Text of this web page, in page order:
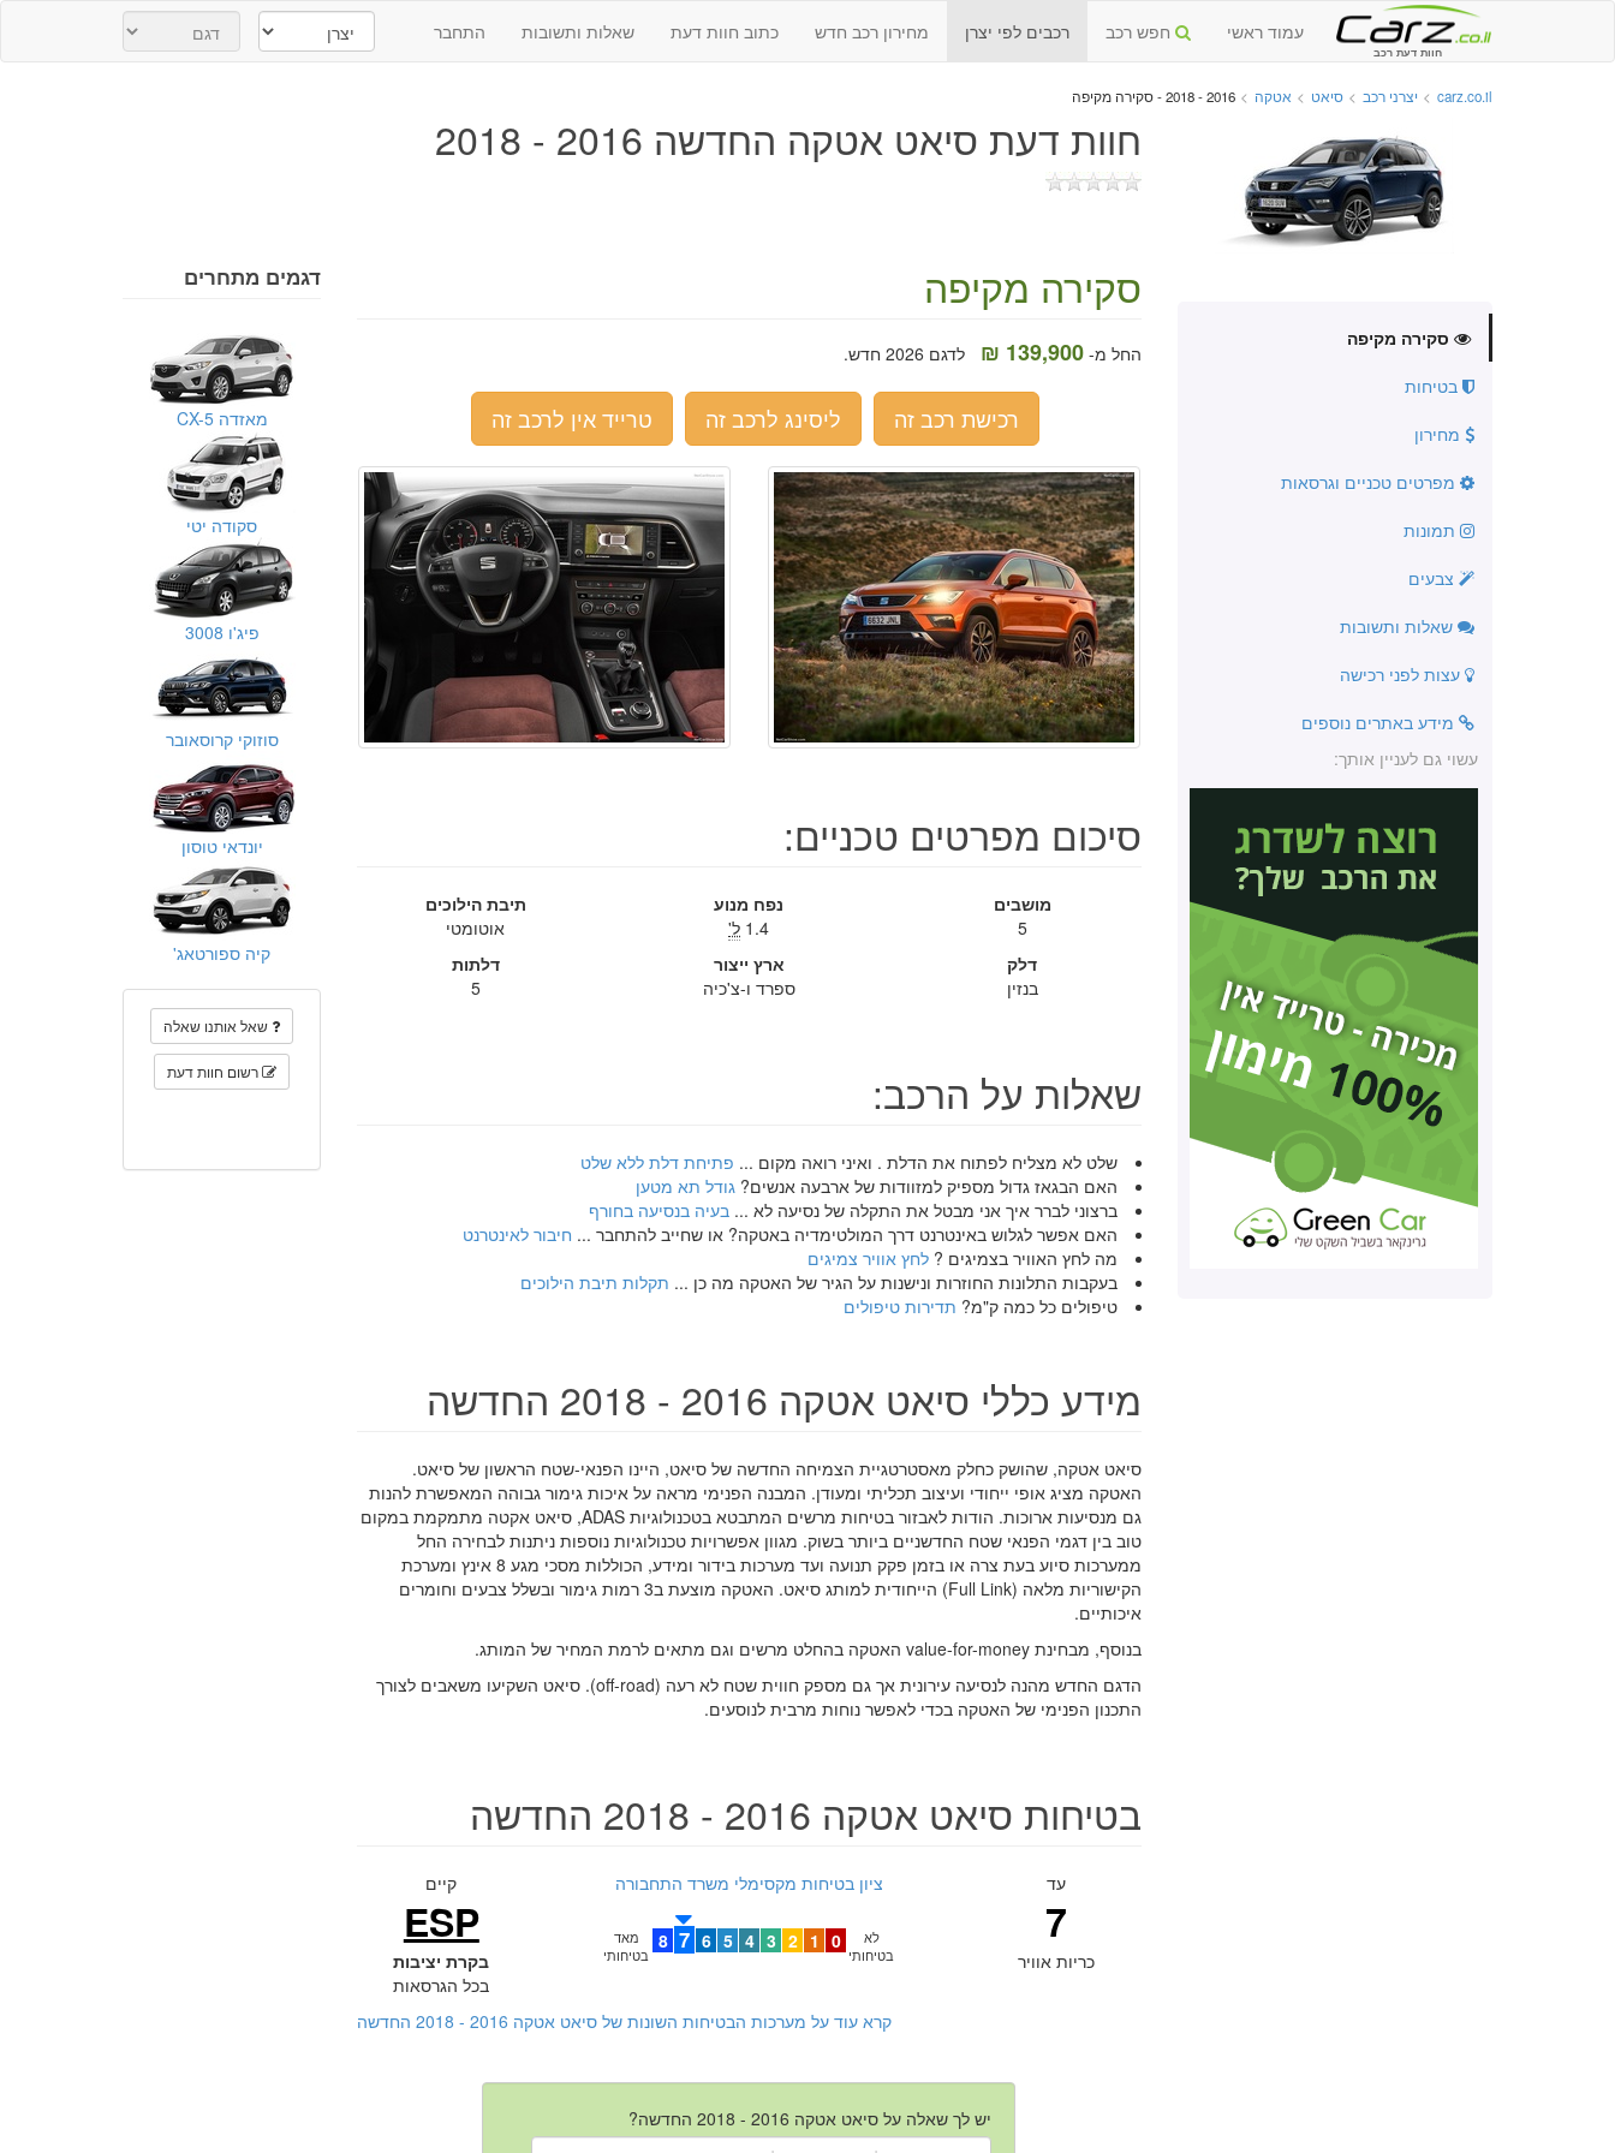
חוות דעת רכב
עמוד ראשי חפש רכב רכבים לפי יצרן מחירון רכב חדש כתוב חוות דעת שאלות ותשובות התחבר
carz.co.il
> יצרני רכב > סיאט > אטקה > 2016 - 2018 - סקירה מקיפה
חוות דעת סיאט אטקה החדשה 2016 - 2018
סקירה מקיפה
בטיחות
מחירון
מפרטים טכניים וגרסאות
תמונות
צבעים
שאלות ותשובות
עצות לפני רכישה
מידע באתרים נוספים
עשוי גם לעניין אותך:
סקירה מקיפה
החל מ-139,900 ₪ לדגם 2026 חדש.
רכישת רכב זה ליסינג לרכב זה טרייד אין לרכב זה
סיכום מפרטים טכניים:
מושבים
5
נפח מנוע
1.4 ל'
תיבת הילוכים
אוטומטי
דלק
בנזין
ארץ ייצור
ספרד ו-צ'כיה
דלתות
5
שאלות על הרכב:
שלט לא מצליח לפתוח את הדלת . ואיני רואה מקום ... פתיחת דלת ללא שלט
האם הבגאז גדול מספיק למזוודות של ארבעה אנשים?גודל תא מטען
ברצוני לברר איך אני מבטל את התקלה של נסיעה לא ...בעיה בנסיעה בחורף
האם אפשר לגלוש באינטרנט דרך המולטימדיה באטקה? או שחייב להתחבר ... חיבור לאינטרנט
מה לחץ האוויר בצמיגים ?לחץ אוויר צמיגים
בעקבות התלונות החוזרות ונישנות על הגיר של האטקה מה כן ... תקלות תיבת הילוכים
טיפולים כל כמה ק"מ? תדירות טיפולים
מידע כללי סיאט אטקה 2016 - 2018 החדשה
סיאט אטקה, שהושק כחלק מאסטרטגיית הצמיחה החדשה של סיאט, היינו הפנאי-שטח הראשון של סיאט.
האטקה מציג אופי ייחודי ועיצוב תכליתי ומעודן. המבנה הפנימי מראה על איכות גימור גבוהה המאפשרת להנות
גם מנסיעות ארוכות. הודות לאבזור בטיחות מרשים המתבטא בטכנולוגיות ADAS, סיאט אקטה מתמקמת במקום
טוב בין דגמי הפנאי שטח החדשניים ביותר בשוק. מגוון אפשרויות טכנולוגיות נוספות ניתנות לבחירה החל
ממערכות סיוע בעת צרה או בזמן פקק תנועה ועד מערכות בידור ומידע, הכוללות מסכי מגע 8 אינץ ומערכת
הקישוריות מלאה (Full Link) הייחודית למותג סיאט. האטקה מוצעת ב3 רמות גימור ובשלל צבעים וחומרים
איכותיים.
בנוסף, מבחינת value-for-money האטקה בהחלט מרשים וגם מתאים לרמת המחיר של המותג.
הדגם החדש מהנה לנסיעה עירונית אך גם מספק חווית שטח לא רעה (off-road). סיאט השקיעו משאבים לצורך
התכנון הפנימי של האטקה בכדי לאפשר נוחות מרבית לנוסעים.
בטיחות סיאט אטקה 2016 - 2018 החדשה
עד
7
כריות אוויר
ציון בטיחות מקסימלי משרד התחבורה
לא
בטיחותי
0
1
2
3
4
5
6
7
8
מאד
בטיחותי
קיים
ESP
בקרת יציבות
בכל הגרסאות
קרא עוד על מערכות הבטיחות השונות של סיאט אטקה 2016 - 2018 החדשה
יש לך שאלה על סיאט אטקה 2016 - 2018 החדשה?
דגמים מתחרים
מאזדה CX-5
סקודה יטי
פיג'ו 3008
סוזוקי קרוסאובר
יונדאי טוסון
קיה ספורטאג'
שאל אותנו שאלה
רשום חוות דעת